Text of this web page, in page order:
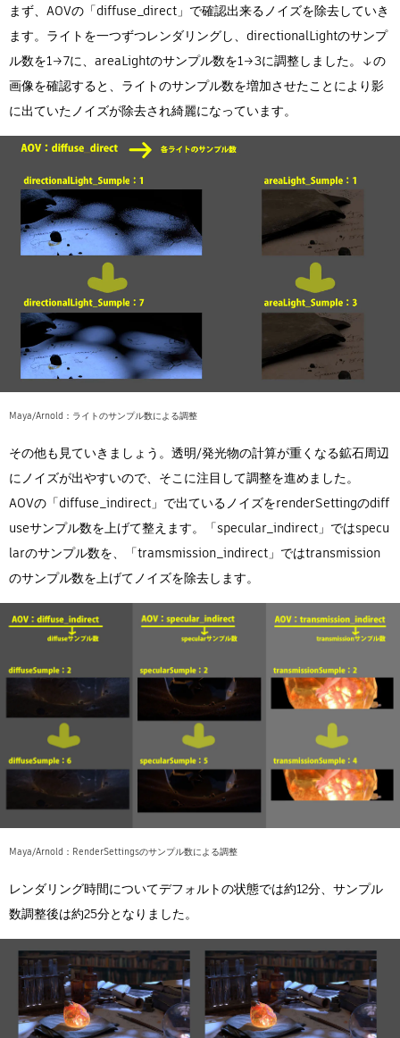
まず、AOVの「diffuse_direct」で確認出来るノイズを除去していき
ます。ライトを一つずつレンダリングし、directionalLightのサンプ
ル数を1→7に、areaLightのサンプル数を1→3に調整しました。↓の
画像を確認すると、ライトのサンプル数を増加させたことにより影
に出ていたノイズが除去され綺麗になっています。
Maya/Arnold：ライトのサンプル数による調整
その他も見ていきましょう。透明/発光物の計算が重くなる鉱石周辺
にノイズが出やすいので、そこに注目して調整を進めました。
AOVの「diffuse_indirect」で出ているノイズをrenderSettingのdiff
useサンプル数を上げて整えます。「specular_indirect」ではspecu
larのサンプル数を、「tramsmission_indirect」ではtransmission
のサンプル数を上げてノイズを除去します。
Maya/Arnold：RenderSettingsのサンプル数による調整
レンダリング時間についてデフォルトの状態では約12分、サンプル
数調整後は約25分となりました。